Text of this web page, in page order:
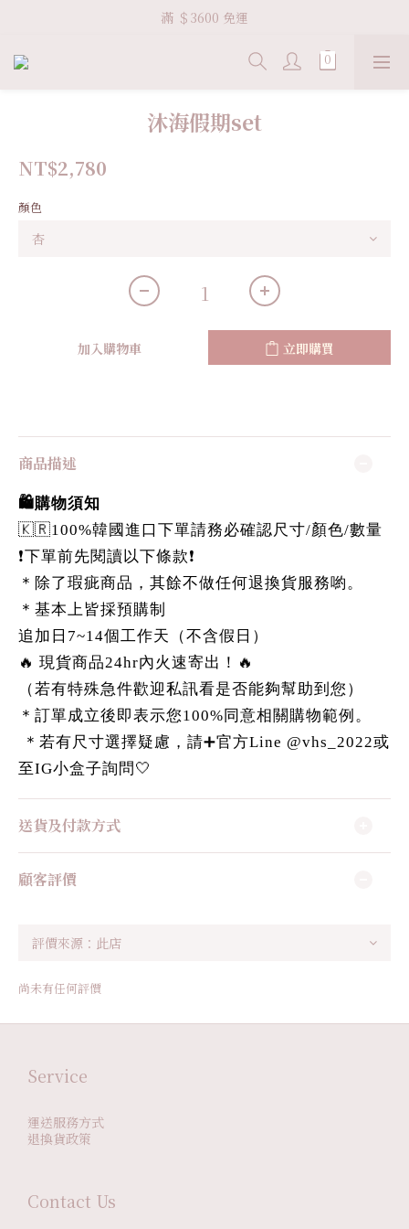
Welcome VHS.co
滿 ＄3600 免運
Welcome VHS.co
沐海假期set
NT$2,780
顏色
加入購物車 立即購買
商品描述
🛍️購物須知
🇰🇷100%韓國進口下單請務必確認尺寸/顏色/數量
❗️下單前先閱讀以下條款❗️
＊除了瑕疵商品，其餘不做任何退換貨服務喲。
＊基本上皆採預購制
追加日7~14個工作天（不含假日）
🔥 現貨商品24hr內火速寄出！🔥
（若有特殊急件歡迎私訊看是否能夠幫助到您）
＊訂單成立後即表示您100%同意相關購物範例。
＊若有尺寸選擇疑慮，請➕官方Line @vhs_2022或
至IG小盒子詢問🤍
送貨及付款方式
顧客評價
尚未有任何評價
Service
運送服務方式
退換貨政策
Contact Us